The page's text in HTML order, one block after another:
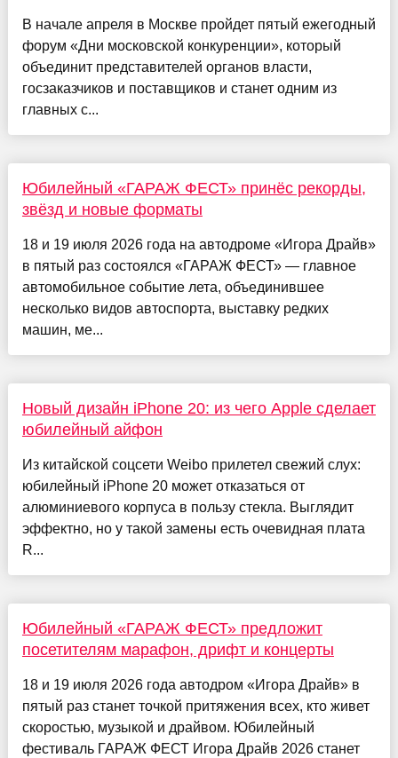
В начале апреля в Москве пройдет пятый ежегодный
форум «Дни московской конкуренции», который
объединит представителей органов власти,
госзаказчиков и поставщиков и станет одним из
главных с...
Юбилейный «ГАРАЖ ФЕСТ» принёс рекорды,
звёзд и новые форматы
18 и 19 июля 2026 года на автодроме «Игора Драйв»
в пятый раз состоялся «ГАРАЖ ФЕСТ» — главное
автомобильное событие лета, объединившее
несколько видов автоспорта, выставку редких
машин, ме...
Новый дизайн iPhone 20: из чего Apple сделает
юбилейный айфон
Из китайской соцсети Weibo прилетел свежий слух:
юбилейный iPhone 20 может отказаться от
алюминиевого корпуса в пользу стекла. Выглядит
эффектно, но у такой замены есть очевидная плата
R...
Юбилейный «ГАРАЖ ФЕСТ» предложит
посетителям марафон, дрифт и концерты
18 и 19 июля 2026 года автодром «Игора Драйв» в
пятый раз станет точкой притяжения всех, кто живет
скоростью, музыкой и драйвом. Юбилейный
фестиваль ГАРАЖ ФЕСТ Игора Драйв 2026 станет